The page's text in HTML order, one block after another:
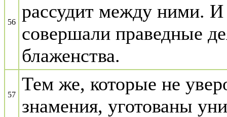
56
рассудит между ними. И
совершали праведные
блаженства.
57
Тем же, которые не
знамения, уготованы